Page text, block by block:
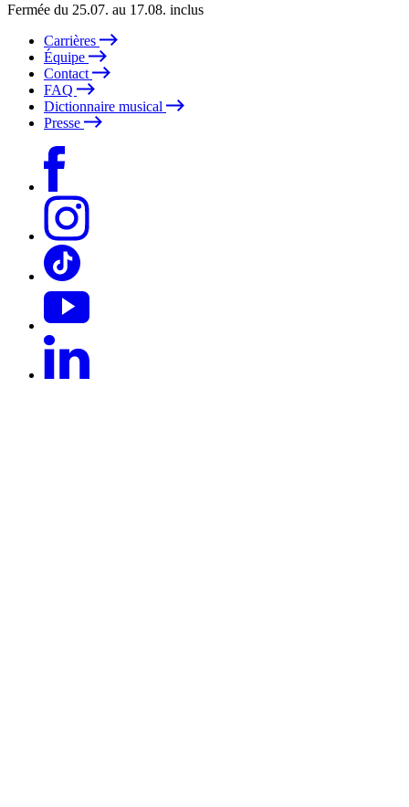
Fermée du 25.07. au 17.08. inclus
Carrières
Équipe
Contact
FAQ
Dictionnaire musical
Presse